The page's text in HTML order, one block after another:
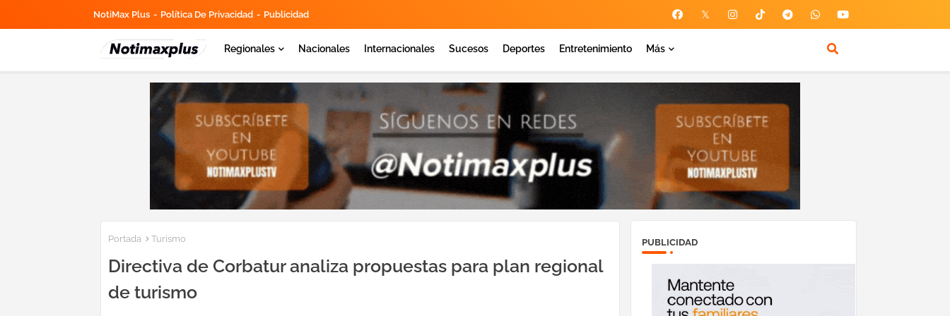
NotiMax Plus Política De Privacidad Publicidad
Regionales Nacionales Internacionales Sucesos Deportes Entretenimiento Más
Portada Turismo
Directiva de Corbatur analiza propuestas para plan regional
de turismo
PUBLICIDAD